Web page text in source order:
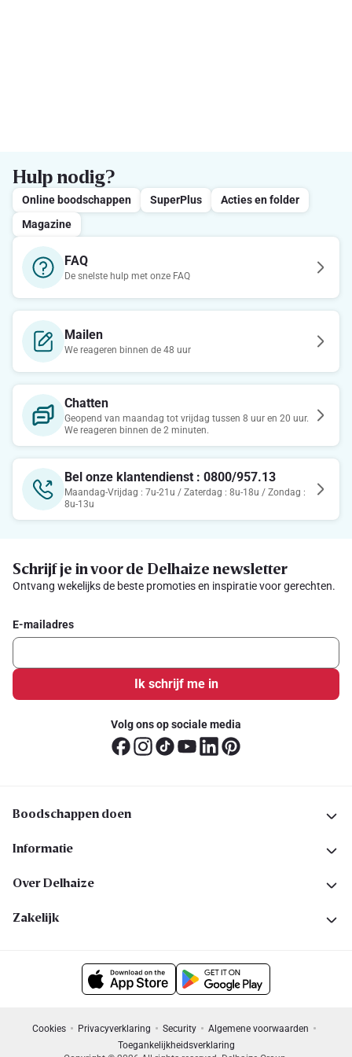
Hulp nodig?
Online boodschappen SuperPlus
Acties en folder
Magazine
FAQ
De snelste hulp met onze FAQ
Mailen
We reageren binnen de 48 uur
Chatten
Geopend van maandag tot vrijdag tussen 8 uur en 20 uur.
We reageren binnen de 2 minuten.
Bel onze klantendienst : 0800/957.13
Maandag-Vrijdag : 7u-21u / Zaterdag : 8u-18u / Zondag :
8u-13u
Schrijf je in voor de Delhaize newsletter
Ontvang wekelijks de beste promoties en inspiratie voor gerechten.
E-mailadres
Ik schrijf me in
Volg ons op sociale media
Boodschappen doen
Informatie
Over Delhaize
Zakelijk
Cookies Privacyverklaring Security
Algemene voorwaarden
Toegankelijkheidsverklaring